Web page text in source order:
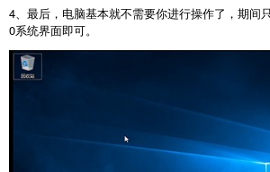
4、最后，电脑基本就不需要你进行操作了，期间
0系统界面即可。